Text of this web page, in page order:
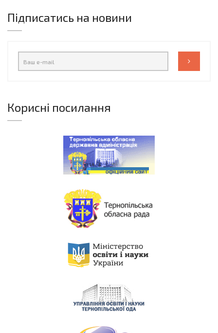
Підписатись на новини
Корисні посилання